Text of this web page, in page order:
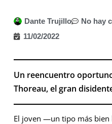
Dante Trujillo
No hay
11/02/2022
Un reencuentro
Thoreau, el gran
El joven —un tipo más bien